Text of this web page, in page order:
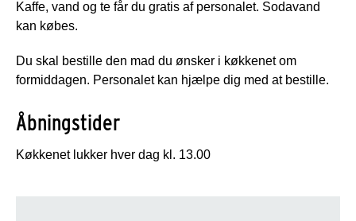
Kaffe, vand og te får du gratis af personalet. Sodavand
kan købes.
Du skal bestille den mad du ønsker i køkkenet om
formiddagen. Personalet kan hjælpe dig med at bestille.
Åbningstider
Køkkenet lukker hver dag kl. 13.00